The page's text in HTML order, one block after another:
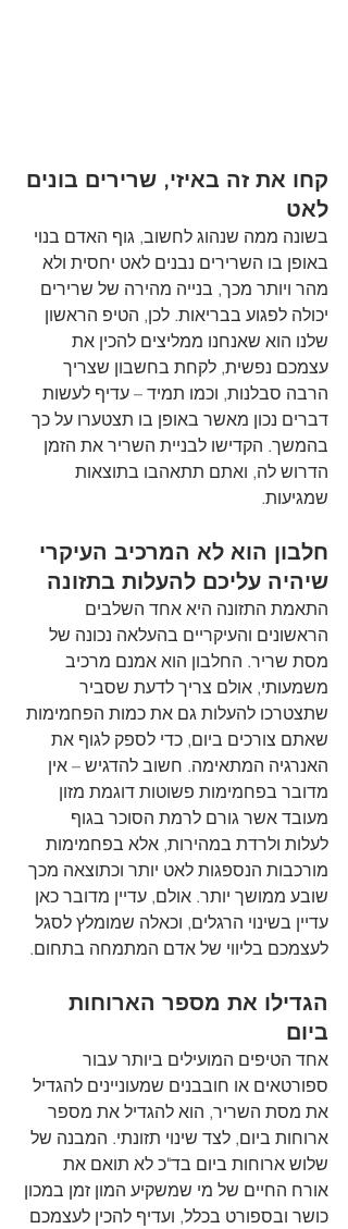
קחו את זה באיזי, שרירים בונים
לאט
בשונה ממה שנהוג לחשוב, גוף האדם בנוי
באופן בו השרירים נבנים לאט יחסית ולא
מהר ויותר מכך, בנייה מהירה של שרירים
יכולה לפגוע בבריאות. לכן, הטיפ הראשון
שלנו הוא שאנחנו ממליצים להכין את
עצמכם נפשית, לקחת בחשבון שצריך
הרבה סבלנות, וכמו תמיד – עדיף לעשות
דברים נכון מאשר באופן בו תצטערו על כך
בהמשך. הקדישו לבניית השריר את הזמן
הדרוש לה, ואתם תתאהבו בתוצאות
שמגיעות.
חלבון הוא לא המרכיב העיקרי
שיהיה עליכם להעלות בתזונה
התאמת התזונה היא אחד השלבים
הראשונים והעיקריים בהעלאה נכונה של
מסת שריר. החלבון הוא אמנם מרכיב
משמעותי, אולם צריך לדעת שסביר
שתצטרכו להעלות גם את כמות הפחמימות
שאתם צורכים ביום, כדי לספק לגוף את
האנרגיה המתאימה. חשוב להדגיש – אין
מדובר בפחמימות פשוטות דוגמת מזון
מעובד אשר גורם לרמת הסוכר בגוף
לעלות ולרדת במהירות, אלא בפחמימות
מורכבות הנספגות לאט יותר וכתוצאה מכך
שובע ממושך יותר. אולם, עדיין מדובר כאן
עדיין בשינוי הרגלים, וכאלה שמומלץ לסגל
לעצמכם בליווי של אדם המתמחה בתחום.
הגדילו את מספר הארוחות
ביום
אחד הטיפים המועילים ביותר עבור
ספורטאים או חובבנים שמעוניינים להגדיל
את מסת השריר, הוא להגדיל את מספר
ארוחות ביום, לצד שינוי תזונתי. המבנה של
שלוש ארוחות ביום בד"כ לא תואם את
אורח החיים של מי שמשקיע המון זמן במכון
כושר ובספורט בכלל, ועדיף להכין לעצמכם